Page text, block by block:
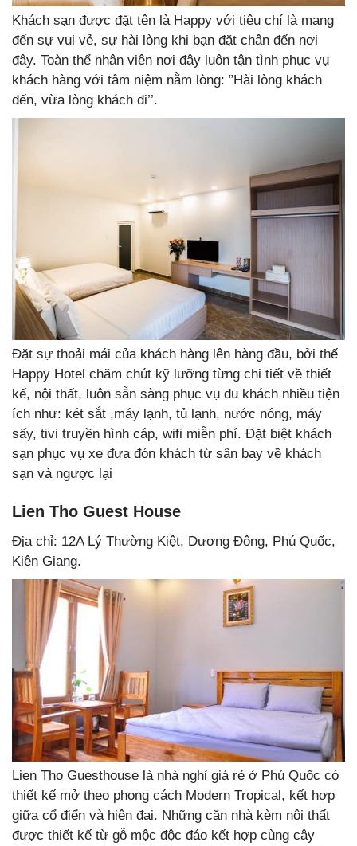
Khách sạn được đặt tên là Happy với tiêu chí là mang
đến sự vui vẻ, sự hài lòng khi bạn đặt chân đến nơi
đây. Toàn thể nhân viên nơi đây luôn tận tình phục vụ
khách hàng với tâm niệm nằm lòng: ”Hài lòng khách
đến, vừa lòng khách đi’’.
Đặt sự thoải mái của khách hàng lên hàng đầu, bởi thế
Happy Hotel chăm chút kỹ lưỡng từng chi tiết về thiết
kế, nội thất, luôn sẵn sàng phục vụ du khách nhiều tiện
ích như: két sắt ,máy lạnh, tủ lạnh, nước nóng, máy
sấy, tivi truyền hình cáp, wifi miễn phí. Đặt biệt khách
sạn phục vụ xe đưa đón khách từ sân bay về khách
sạn và ngược lại
Lien Tho Guest House
Địa chỉ: 12A Lý Thường Kiệt, Dương Đông, Phú Quốc,
Kiên Giang.
Lien Tho Guesthouse là nhà nghỉ giá rẻ ở Phú Quốc có
thiết kế mở theo phong cách Modern Tropical, kết hợp
giữa cổ điển và hiện đại. Những căn nhà kèm nội thất
được thiết kế từ gỗ mộc độc đáo kết hợp cùng cây